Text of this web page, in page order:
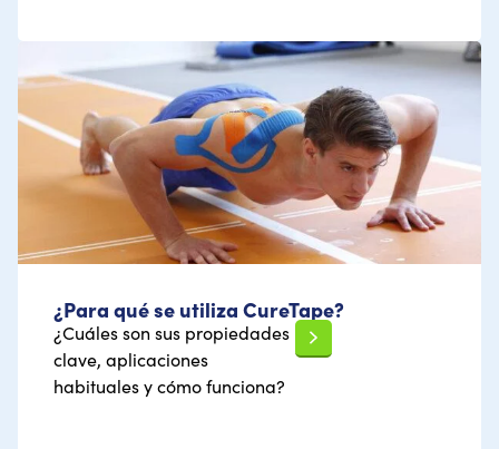
¿Para qué se utiliza CureTape?
¿Cuáles son sus propiedades
clave, aplicaciones
habituales y cómo funciona?